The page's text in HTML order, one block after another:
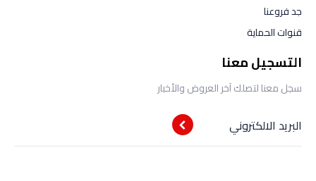
جد فروعنا
قنوات الحماية
التسجيل معنا
سجل معنا لتصلك آخر العروض والأخبار
البريد الالكتروني